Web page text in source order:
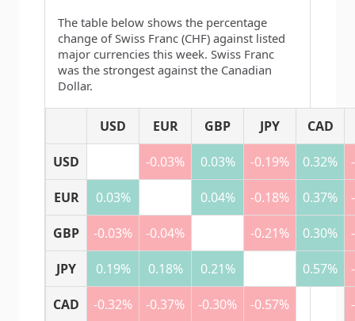
The table below shows the percentage
change of Swiss Franc (CHF) against listed
major currencies this week. Swiss Franc
was the strongest against the Canadian
Dollar.
USD EUR GBP JPY CAD
USD -0.03% 0.03% -0.19% 0.32%
EUR 0.03% 0.04% -0.18% 0.37%
GBP -0.03% -0.04% -0.21% 0.30%
JPY 0.19% 0.18% 0.21% 0.57%
CAD -0.32% -0.37% -0.30% -0.57%